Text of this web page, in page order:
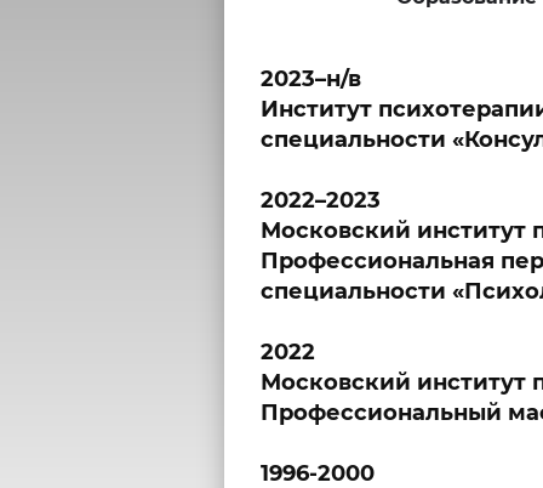
2023–н/в
Институт
специальности
2022–2023
Московский институт
Профессиональная
специальности
2022
Московский институт
Профессиональный
1996-2000